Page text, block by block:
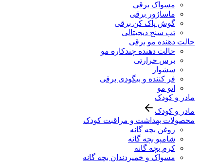
مسواک برقی
ماساژور برقی
گوش پاک کن برقی
تب سنج دیجیتالی
حالت دهنده مو برقی
حالت دهنده چندکاره مو
برس حرارتی
سشوار
فر کننده و بیگودی برقی
اتو مو
مادر و کودک
مادر و کودک
محصولات بهداشت و مراقبت کودک
روغن بچه گانه
شامپو بچه گانه
کرم بچه گانه
مسواک و خمیردندان بچه گانه